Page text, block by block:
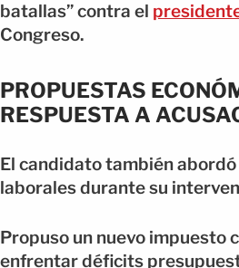
batallas” contra el
Congreso.
PROPUESTAS
RESPUESTA A
El candidato también
laborales durante su
Propuso un nuevo impuesto
enfrentar déficits